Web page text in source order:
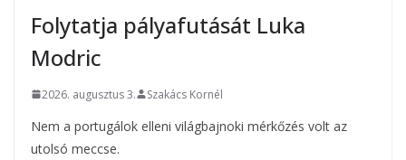
Folytatja pályafutását Luka
Modric
2026. augusztus 3. Szakács Kornél
Nem a portugálok elleni világbajnoki mérkőzés volt az
utolsó meccse.